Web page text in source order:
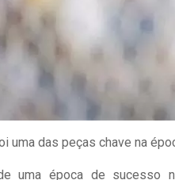
uma das peças chave na
uma época de sucesso